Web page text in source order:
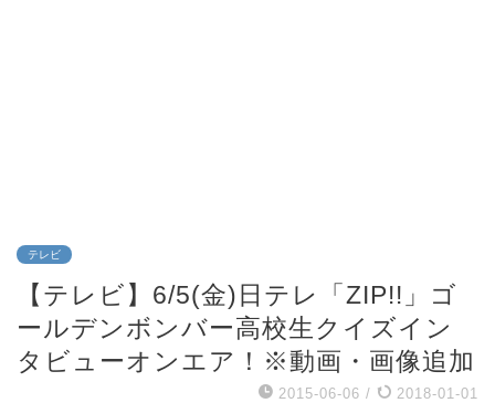
テレビ
【テレビ】6/5(金)日テレ「ZIP!!」ゴ
ールデンボンバー高校生クイズイン
タビューオンエア！※動画・画像追加
2015-06-06 / 2018-01-01